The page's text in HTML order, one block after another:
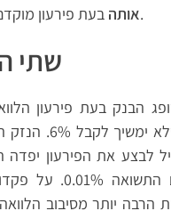
אותהבעת פירעון מוקדם מצד שני.
שתי
הבנק בעת פירעון
אינו מכך שלא
לבצע את הפירעון יפדה
הפקדון עם התשואה
הרבה יותר מסיבוב